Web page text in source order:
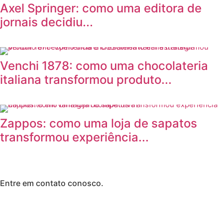
Axel Springer: como uma editora de
jornais decidiu...
Venchi 1878: como uma chocolateria
italiana transformou produto...
Zappos: como uma loja de sapatos
transformou experiência...
Entre em contato conosco.